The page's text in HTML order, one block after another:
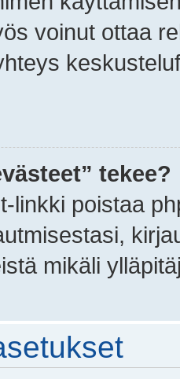
voinut ottaa
tekee?
linkki poistaa
mikäli